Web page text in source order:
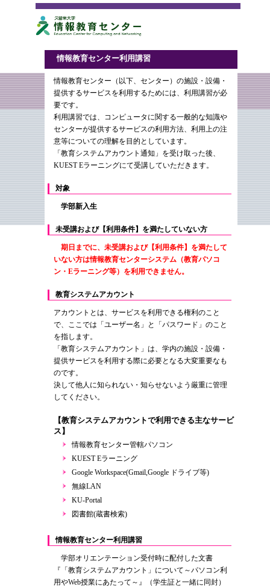
情報教育センター利用講習
情報教育センター（以下、センター）の施設・設備・
提供するサービスを利用するためには、利用講習が必
要です。
利用講習では、コンピュータに関する一般的な知識や
センターが提供するサービスの利用方法、利用上の注
意等についての理解を目的としています。
「教育システムアカウント通知」を受け取った後、
KUEST Eラーニングにて受講していただきます。
対象
学部新入生
未受講および【利用条件】を満たしていない方
期日までに、未受講および【利用条件】を満たして
いない方は情報教育センターシステム（教育パソコ
ン・Eラーニング等）を利用できません。
教育システムアカウント
アカウントとは、サービスを利用できる権利のこと
で、ここでは「ユーザー名」と「パスワード」のこと
を指します。
「教育システムアカウント」は、学内の施設・設備・
提供サービスを利用する際に必要となる大変重要なも
のです。
決して他人に知られない・知らせないよう厳重に管理
してください。
【教育システムアカウントで利用できる主なサービ
ス】
情報教育センター管轄パソコン
KUEST Eラーニング
Google Workspace(Gmail,Google ドライブ等)
無線LAN
KU-Portal
図書館(蔵書検索)
情報教育センター利用講習
学部オリエンテーション受付時に配付した文書
『「教育システムアカウント」について～パソコン利
用やWeb授業にあたって～』（学生証と一緒に同封）